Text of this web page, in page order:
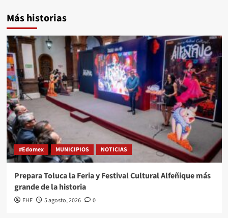
Más historias
#Edomex MUNICIPIOS NOTICIAS
Prepara Toluca la Feria y Festival Cultural Alfeñique más
grande de la historia
EHF 5 agosto, 2026 0